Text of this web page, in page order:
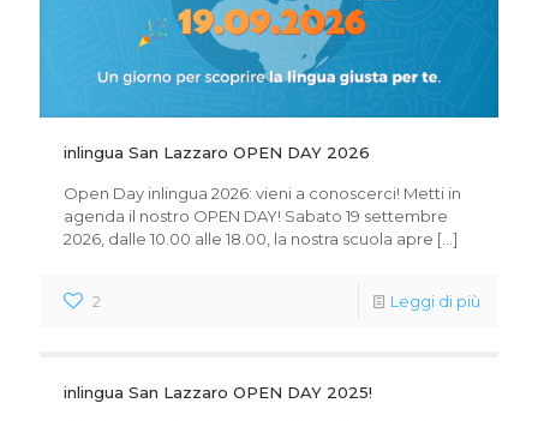
inlingua San Lazzaro OPEN DAY 2026
Open Day inlingua 2026: vieni a conoscerci! Metti in
agenda il nostro OPEN DAY! Sabato 19 settembre
2026, dalle 10.00 alle 18.00, la nostra scuola apre […]
2 Leggi di più
inlingua San Lazzaro OPEN DAY 2025!